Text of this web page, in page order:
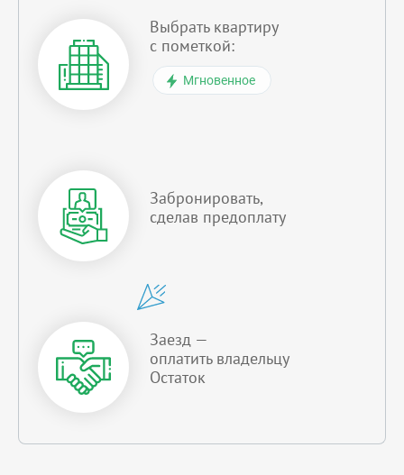
Выбрать квартиру
с пометкой:
Мгновенное
Забронировать,
сделав предоплату
Заезд —
оплатить владельцу
Остаток